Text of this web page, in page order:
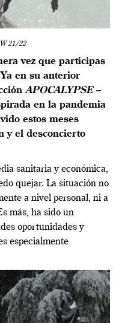
21/22
vez que participas
en su anterior
APOCALYPSE –
en la pandemia
estos meses
y el desconcierto
sanitaria y económica,
quejar. La situación no
a nivel personal, ni a
más, ha sido un
oportunidades y
especialmente